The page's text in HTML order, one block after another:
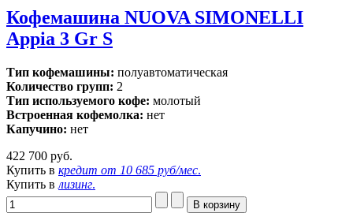
Кофемашина NUOVA SIMONELLI
Appia 3 Gr S
Тип кофемашины: полуавтоматическая
Количество групп: 2
Тип используемого кофе: молотый
Встроенная кофемолка: нет
Капучино: нет
422 700 руб.
Купить в кредит от 10 685 руб/мес.
Купить в лизинг.